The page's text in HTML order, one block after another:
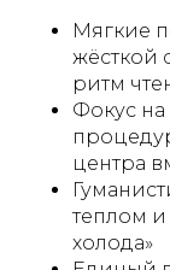
Мягкие
жёсткой
ритм
Фокус
центра
теплом и
холода»